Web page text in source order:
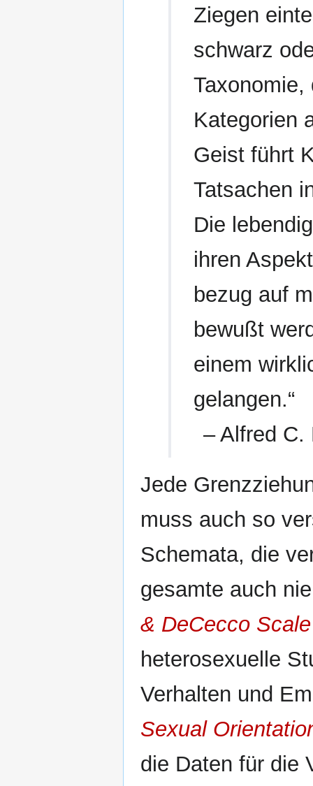
Ziegen
schwarz
Kategorien
Geist führt
Tatsachen
Die
ihren
bezug auf
bewußt
einem
gelangen.“
–Alfred C.
Jede
muss auch so
Schemata, die
gesamte auch
& DeCecco Scale
heterosexuelle
Verhalten und
Sexual
die Daten für die